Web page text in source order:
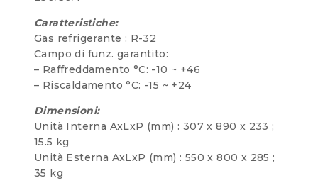
Caratteristiche:
Gas refrigerante : R-32
Campo di funz. garantito:
– Raffreddamento °C: -10 ~ +46
– Riscaldamento °C: -15 ~ +24
Dimensioni:
Unità Interna AxLxP (mm) : 307 x 890 x 233 ;
15.5 kg
Unità Esterna AxLxP (mm) : 550 x 800 x 285 ;
35 kg